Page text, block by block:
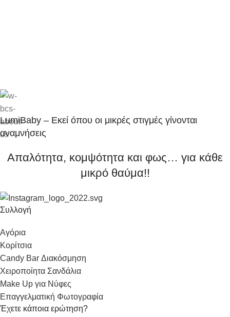
LumiBaby – Εκεί όπου οι μικρές στιγμές γίνονται
αναμνήσεις
Απαλότητα, κομψότητα και φως… για κάθε
μικρό θαύμα!!
Συλλογή
Αγόρια
Κορίτσια
Candy Bar Διακόσμηση
Χειροποίητα Σανδάλια
Make Up για Νύφες
Επαγγελματική Φωτογραφία
Έχετε κάποια ερώτηση?